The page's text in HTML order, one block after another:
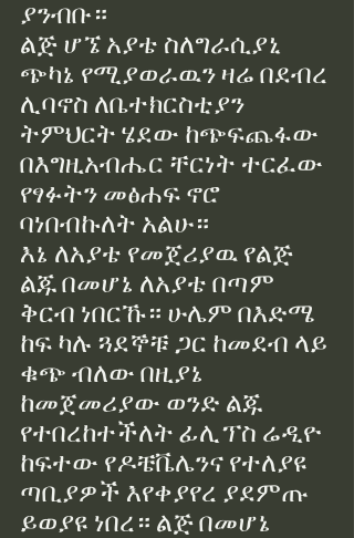
ያንብቡ።
ልጅ ሆኜ አያቴ ስለግራሲያኒ
ጭካኔ የሚያወራዉን ዛሬ በደብረ
ሊባኖስ ለቤተክርስቲያን
ትምህርት ሄደው ከጭፍጨፋው
በእግዚአብሔር ቸርነት ተርፈው
የፃፉትን መፅሐፍ ኖሮ
ባነበብኩለት አልሁ።
እኔ ለአያቴ የመጀሪያዉ የልጅ
ልጁ በመሆኔ ለአያቴ በጣም
ቅርብ ነበርኹ። ሁሌም በእድሜ
ከፍ ካሉ ጓደኞቹ ጋር ከመደብ ላይ
ቁጭ ብለው በዚያኔ
ከመጀመሪያው ወንድ ልጁ
የተበረከተችለት ፊሊፕስ ሬዲዮ
ከፍተው የዶቼቬሌንና የተለያዩ
ጣቢያዎች እየቀያየረ ያደምጡ
ይወያዩ ነበረ። ልጅ በመሆኔ